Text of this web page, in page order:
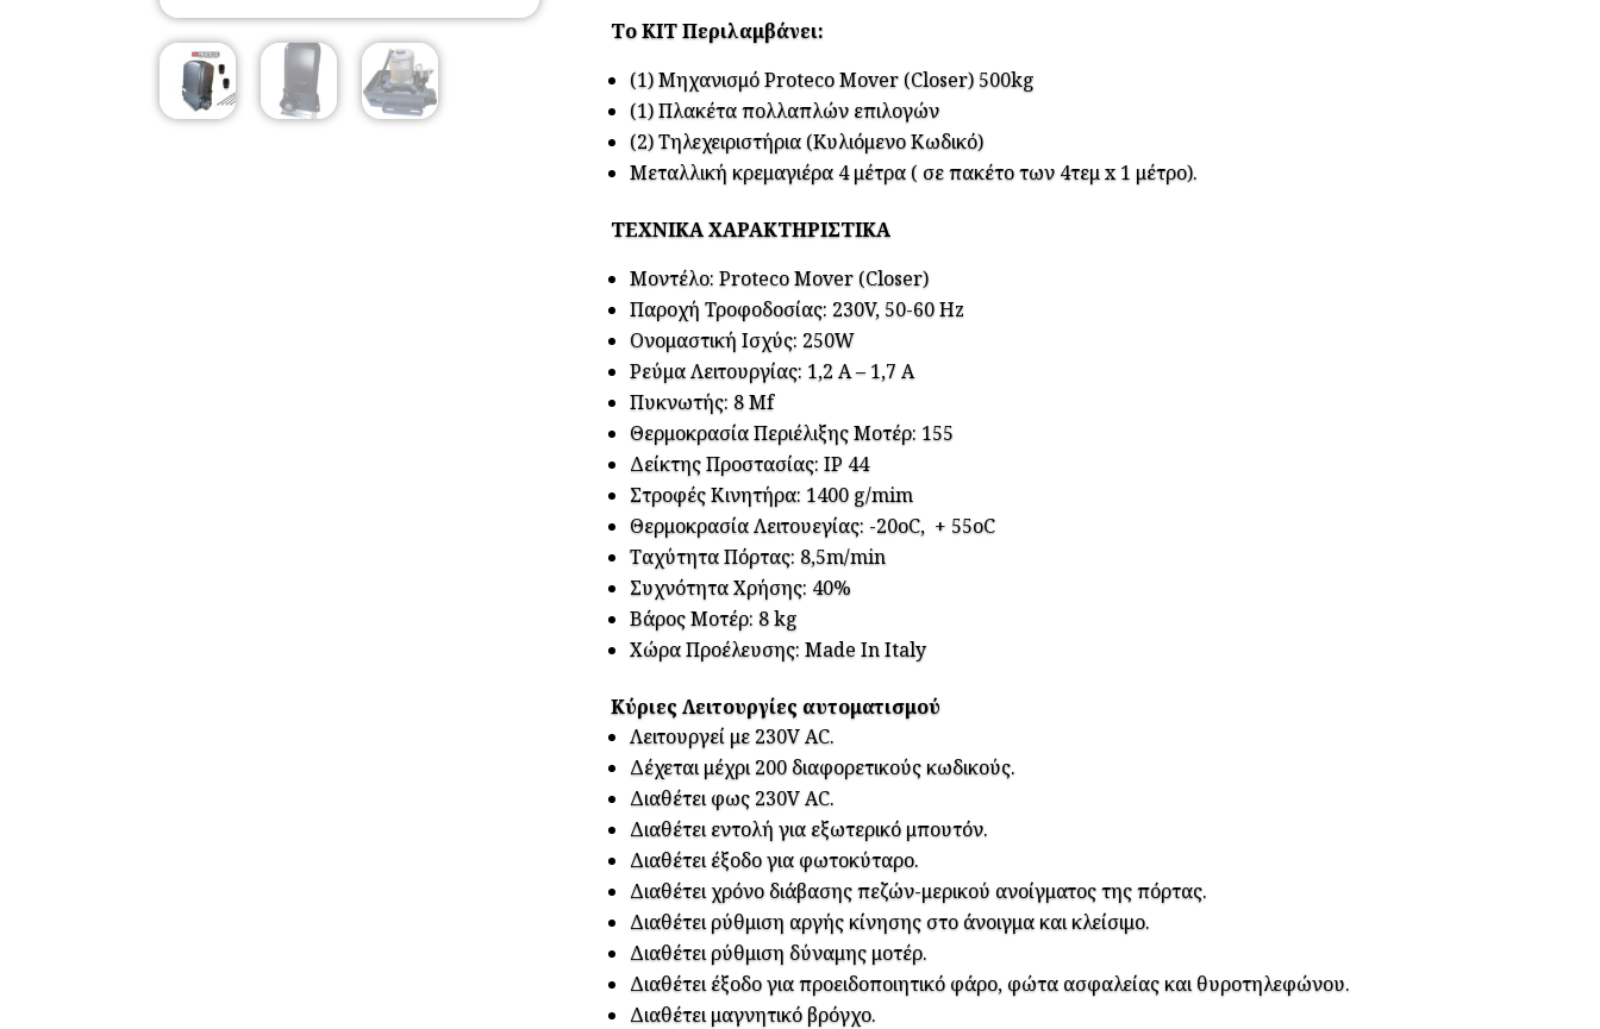
Το ΚΙΤ Περιλαμβάνει:
(1) Μηχανισμό Proteco Mover (Closer) 500kg
(1) Πλακέτα πολλαπλών επιλογών
(2) Τηλεχειριστήρια (Κυλιόμενο Κωδικό)
Μεταλλική κρεμαγιέρα 4 μέτρα ( σε πακέτο των 4τεμ x 1 μέτρο).
ΤΕΧΝΙΚΑ ΧΑΡΑΚΤΗΡΙΣΤΙΚΑ
Μοντέλο: Proteco Mover (Closer)
Παροχή Τροφοδοσίας: 230V, 50-60 Hz
Ονομαστική Ισχύς: 250W
Ρεύμα Λειτουργίας: 1,2 Α – 1,7 Α
Πυκνωτής: 8 Μf
Θερμοκρασία Περιέλιξης Μοτέρ: 155
Δείκτης Προστασίας: IP 44
Στροφές Κινητήρα: 1400 g/mim
Θερμοκρασία Λειτουεγίας: -20oC, + 55oC
Ταχύτητα Πόρτας: 8,5m/min
Συχνότητα Χρήσης: 40%
Βάρος Μοτέρ: 8 kg
Χώρα Προέλευσης: Made In Italy
Κύριες Λειτουργίες αυτοματισμού
Λειτουργεί με 230V AC.
Δέχεται μέχρι 200 διαφορετικούς κωδικούς.
Διαθέτει φως 230V AC.
Διαθέτει εντολή για εξωτερικό μπουτόν.
Διαθέτει έξοδο για φωτοκύταρο.
Διαθέτει χρόνο διάβασης πεζών-μερικού ανοίγματος της πόρτας.
Διαθέτει ρύθμιση αργής κίνησης στο άνοιγμα και κλείσιμο.
Διαθέτει ρύθμιση δύναμης μοτέρ.
Διαθέτει έξοδο για προειδοποιητικό φάρο, φώτα ασφαλείας και θυροτηλεφώνου.
Διαθέτει μαγνητικό βρόγχο.